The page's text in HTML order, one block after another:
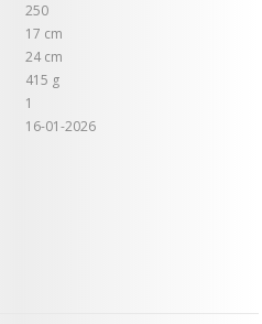
250
17 cm
24 cm
415 g
1
16-01-2026